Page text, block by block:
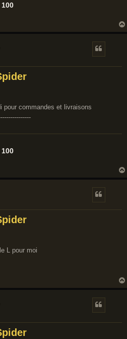
pour commandes et livraisons
L pour moi